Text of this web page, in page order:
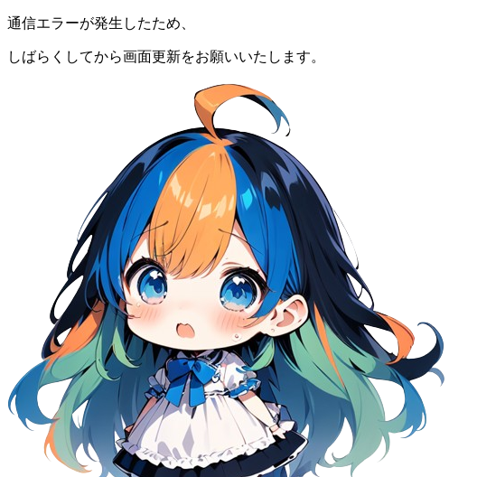
通信エラーが発生したため、
しばらくしてから画面更新をお願いいたします。